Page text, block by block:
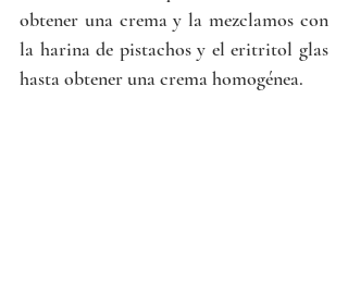
obtener una crema y la mezclamos con
la harina de pistachos y el eritritol glas
hasta obtener una crema homogénea.